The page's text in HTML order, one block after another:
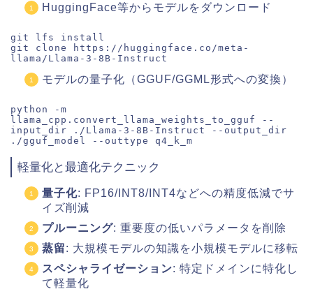
HuggingFace等からモデルをダウンロード
git lfs install
git clone https://huggingface.co/meta-
モデルの量子化（GGUF/GGML形式への変換）
python -m
llama_cpp.convert_llama_weights_to_gguf --
input_dir ./Llama-3-8B-Instruct --output_dir
軽量化と最適化テクニック
量子化: FP16/INT8/INT4などへの精度低減でサ
イズ削減
プルーニング: 重要度の低いパラメータを削除
蒸留: 大規模モデルの知識を小規模モデルに移転
スペシャライゼーション: 特定ドメインに特化し
て軽量化